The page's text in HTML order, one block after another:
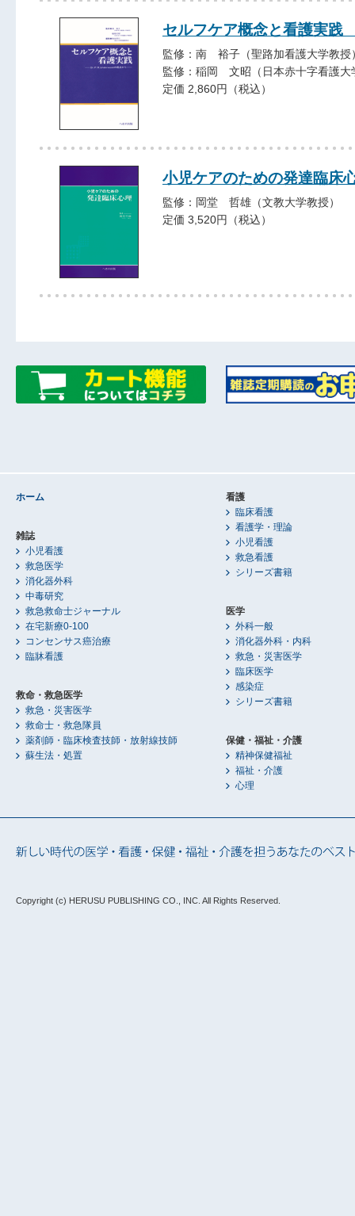
セルフケア概念と看護実
監修：南 裕子（聖路加看護大学教授
監修：稲岡 文昭（日本赤十字看護大
定価 2,860円（税込）
小児ケアのための発達臨床
監修：岡堂 哲雄（文教大学教授）
定価 3,520円（税込）
ホーム
雑誌
小児看護
救急医学
消化器外科
中毒研究
救急救命士ジャーナル
在宅新療0-100
コンセンサス癌治療
臨牀看護
救命・救急医学
救急・災害医学
救命士・救急隊員
薬剤師・臨床検査技師・放射線技師
蘇生法・処置
看護
臨床看護
看護学・理論
小児看護
救急看護
シリーズ書籍
医学
外科一般
消化器外科・内科
救急・災害医学
臨床医学
感染症
シリーズ書籍
保健・福祉・介護
精神保健福祉
福祉・介護
心理
Copyright (c) HERUSU PUBLISHING CO., INC. All Rights Reserved.